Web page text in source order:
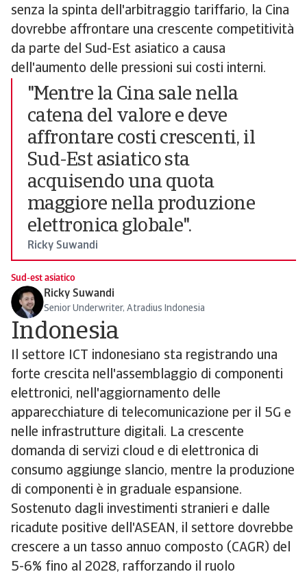
senza la spinta dell'arbitraggio tariffario, la Cina
dovrebbe affrontare una crescente competitività
da parte del Sud-Est asiatico a causa
dell'aumento delle pressioni sui costi interni.
"Mentre la Cina sale nella
catena del valore e deve
affrontare costi crescenti, il
Sud-Est asiatico sta
acquisendo una quota
maggiore nella produzione
elettronica globale".
Ricky Suwandi
Sud-est asiatico
Ricky Suwandi
Senior Underwriter, Atradius Indonesia
Indonesia
Il settore ICT indonesiano sta registrando una
forte crescita nell'assemblaggio di componenti
elettronici, nell'aggiornamento delle
apparecchiature di telecomunicazione per il 5G e
nelle infrastrutture digitali. La crescente
domanda di servizi cloud e di elettronica di
consumo aggiunge slancio, mentre la produzione
di componenti è in graduale espansione.
Sostenuto dagli investimenti stranieri e dalle
ricadute positive dell'ASEAN, il settore dovrebbe
crescere a un tasso annuo composto (CAGR) del
5-6% fino al 2028, rafforzando il ruolo